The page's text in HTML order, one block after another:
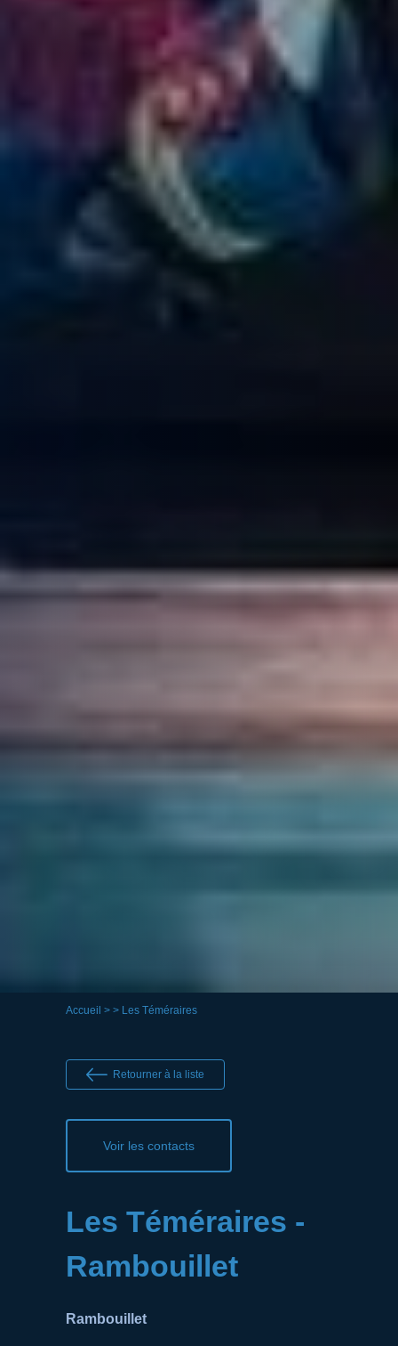
Accueil > > Les Téméraires
Retourner à la liste
Voir les contacts
Les Téméraires -
Rambouillet
Rambouillet